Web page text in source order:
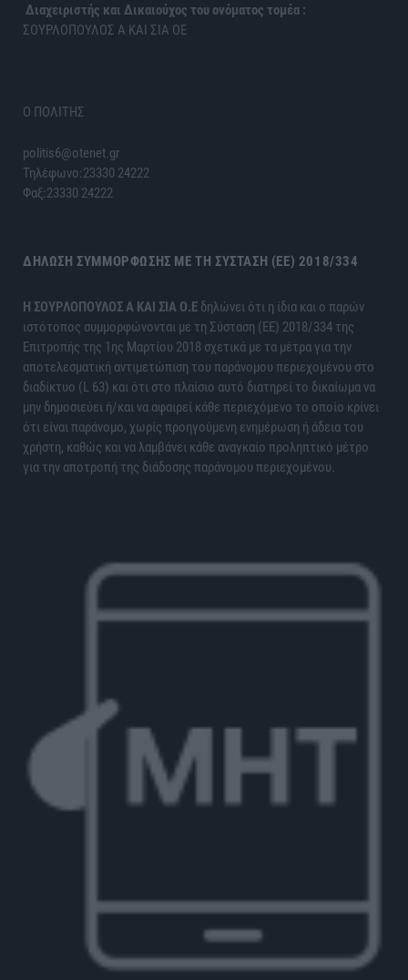
Διαχειριστής και Δικαιούχος του ονόματος τομέα :
ΣΟΥΡΛΟΠΟΥΛΟΣ Α ΚΑΙ ΣΙΑ ΟΕ
Ο ΠΟΛΙΤΗΣ
politis6@otenet.gr
Τηλέφωνο:23330 24222
Φαξ:23330 24222
ΔΉΛΩΣΗ ΣΥΜΜΌΡΦΩΣΗΣ ΜΕ ΤΗ ΣΎΣΤΑΣΗ (ΕΕ) 2018/334
H ΣΟΥΡΛΟΠΟΥΛΟΣ Α ΚΑΙ ΣΙΑ Ο.Ε δηλώνει ότι η ίδια και ο παρών
ιστότοπος συμμορφώνονται με τη Σύσταση (ΕΕ) 2018/334 της
Επιτροπής της 1ης Μαρτίου 2018 σχετικά με τα μέτρα για την
αποτελεσματική αντιμετώπιση του παράνομου περιεχομένου στο
διαδίκτυο (L 63) και ότι στο πλαίσιο αυτό διατηρεί το δικαίωμα να
μην δημοσιεύει ή/και να αφαιρεί κάθε περιεχόμενο το οποίο κρίνει
ότι είναι παράνομο, χωρίς προηγούμενη ενημέρωση ή άδεια του
χρήστη, καθώς και να λαμβάνει κάθε αναγκαίο προληπτικό μέτρο
για την αποτροπή της διάδοσης παράνομου περιεχομένου.